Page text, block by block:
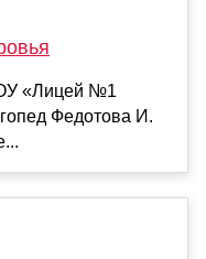
«Лицей №1
Федотова И.